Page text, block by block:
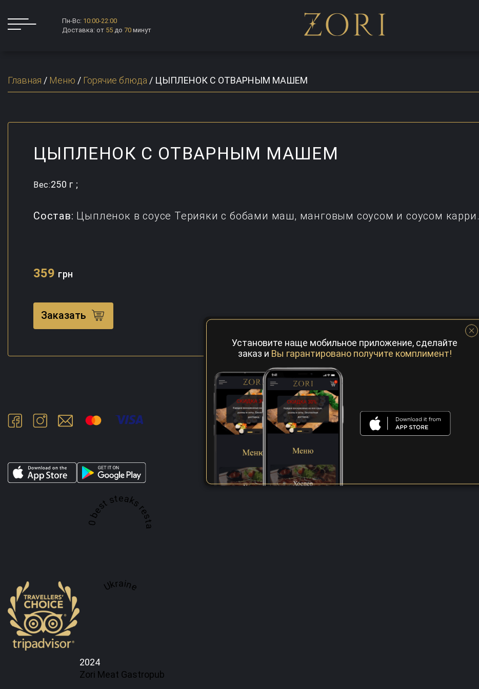
Пн-Вс: 10:00-22:00
Доставка: от 55 до 70 минут
Главная / Меню / Горячие блюда / ЦЫПЛЕНОК С ОТВАРНЫМ МАШЕМ
ЦЫПЛЕНОК С ОТВАРНЫМ МАШЕМ
Вес:250 г ;
Состав: Цыпленок в соусе Терияки с бобами маш, манговым соусом и соусом карри.
359 грн
Заказать
A top 100 best steaks restaurant in
Ukraine
2024
Zori Meat Gastropub
Установите наще мобильное приложение, сделайте
заказ и Вы гарантировано получите комплимент!